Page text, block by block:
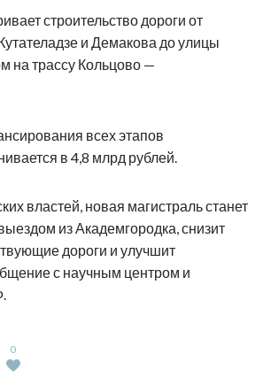
строительство дороги от
и Демакова до улицы
на трассу Кольцово —
всех этапов
в 4,8 млрд рублей.
властей, новая магистраль станет
из Академгородка, снизит
дороги и улучшит
с научным центром и
0